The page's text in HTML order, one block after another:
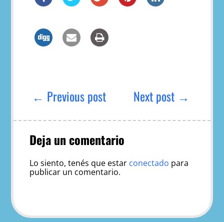
entradas
← Previous post Next post →
Deja un comentario
Lo siento, tenés que estar conectado para
publicar un comentario.